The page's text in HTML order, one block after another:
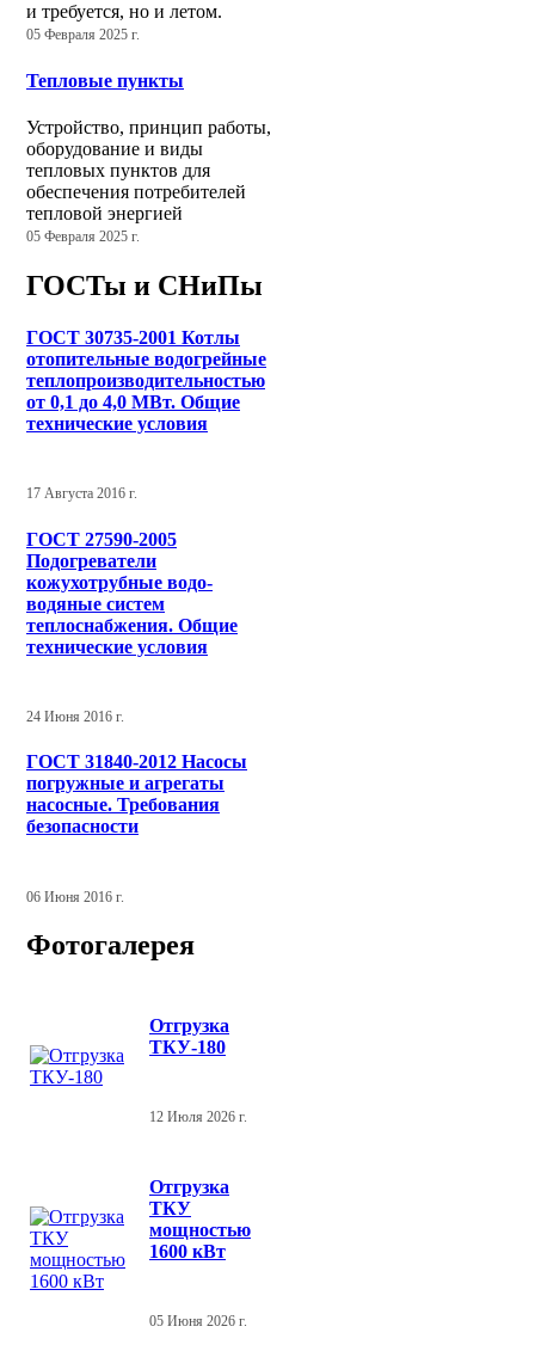
и требуется, но и летом.
05 Февраля 2025 г.
Тепловые пункты
Устройство, принцип работы,
оборудование и виды
тепловых пунктов для
обеспечения потребителей
тепловой энергией
05 Февраля 2025 г.
ГОСТы и СНиПы
ГОСТ 30735-2001 Котлы
отопительные водогрейные
теплопроизводительностью
от 0,1 до 4,0 МВт. Общие
технические условия
17 Августа 2016 г.
ГОСТ 27590-2005
Подогреватели
кожухотрубные водо-
водяные систем
теплоснабжения. Общие
технические условия
24 Июня 2016 г.
ГОСТ 31840-2012 Насосы
погружные и агрегаты
насосные. Требования
безопасности
06 Июня 2016 г.
Фотогалерея
Отгрузка
ТКУ-180
12 Июля 2026 г.
Отгрузка
ТКУ
мощностью
1600 кВт
05 Июня 2026 г.